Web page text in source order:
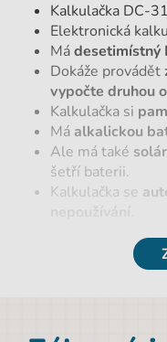
Kalkulačka DC-
Elektronická
Mádesetimístný
Dokáže provádět
vypočte druhou
Kalkulačka si
Má alkalickou
Ale má také
šetří baterii.
Kalkulačka se
Pro leváky